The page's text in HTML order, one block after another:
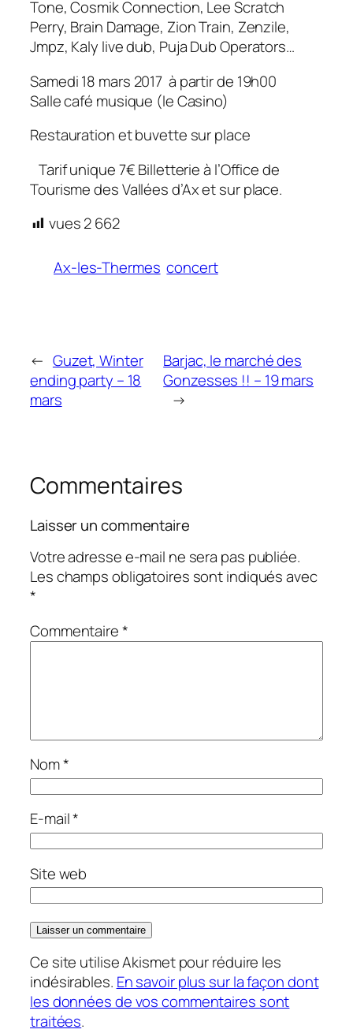
Tone, Cosmik Connection, Lee Scratch
Perry, Brain Damage, Zion Train, Zenzile,
Jmpz, Kaly live dub, Puja Dub Operators…
Samedi 18 mars 2017 à partir de 19h00
Salle café musique (le Casino)
Restauration et buvette sur place
Tarif unique 7€ Billetterie à l’Office de
Tourisme des Vallées d’Ax et sur place.
vues2 662
Ax-les-Thermes concert
← Guzet, Winter
ending party – 18
mars
Barjac, le marché des
Gonzesses !! – 19 mars
→
Commentaires
Laisser un commentaire
Votre adresse e-mail ne sera pas publiée.
Les champs obligatoires sont indiqués avec
*
Commentaire*
Nom*
E-mail*
Site web
Ce site utilise Akismet pour réduire les
indésirables. En savoir plus sur la façon dont
les données de vos commentaires sont
traitées.